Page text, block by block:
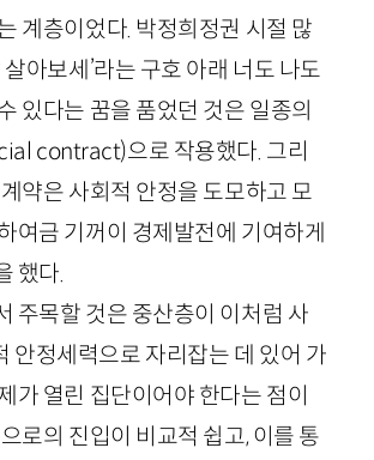
계층이었다. 박정희정권 시절 많
살아보세’라는 구호 아래 너도 나도
있다는 꿈을 품었던 것은 일종의
contract)으로 작용했다. 그리
약은 사회적 안정을 도모하고 모
여금 기꺼이 경제발전에 기여하게
했다.
주목할 것은 중산층이 이처럼 사
안정세력으로 자리잡는 데 있어 가
가 열린 집단이어야 한다는 점이
로의 진입이 비교적 쉽고, 이를 통